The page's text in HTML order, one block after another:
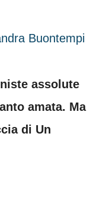
Buontempi
assolute
amata. Ma
di Un